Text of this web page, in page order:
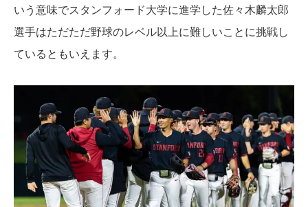
いう意味でスタンフォード大学に進学した佐々木麟太郎
選手はただただ野球のレベル以上に難しいことに挑戦し
ているともいえます。